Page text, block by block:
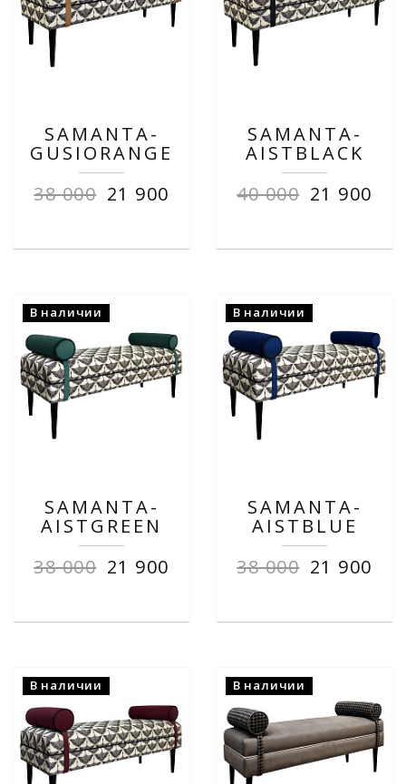
SAMANTA-
GUSIORANGE
38 000 21 900
SAMANTA-
AISTBLACK
40 000 21 900
В наличии
SAMANTA-
AISTGREEN
38 000 21 900
В наличии
SAMANTA-
AISTBLUE
38 000 21 900
В наличии В наличии